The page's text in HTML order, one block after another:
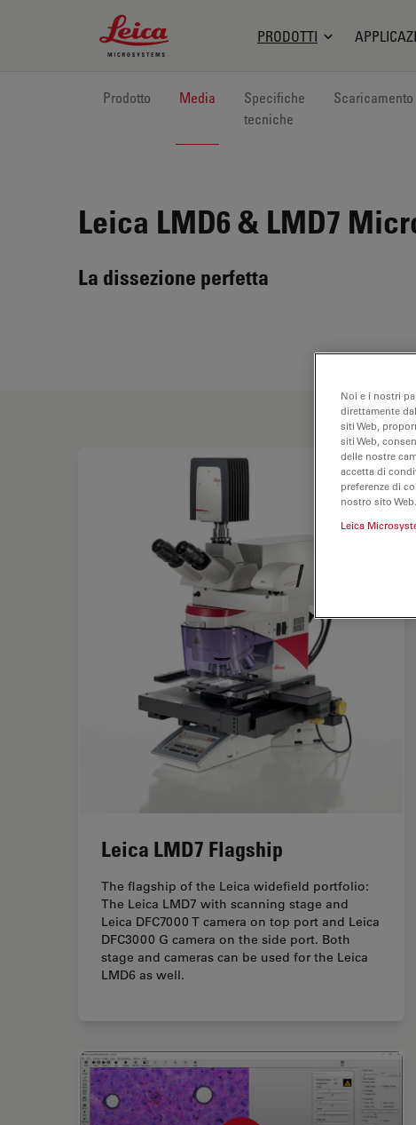
Leica Microsystems Logo
PRODOTTI
Prodotto Media
Specifiche
tecniche
Scaricamento
Leica LMD6 & LMD7
La dissezione perfetta
Leica LMD7 Flagship
The flagship of the Leica widefield portfolio:
The Leica LMD7 with scanning stage and
Leica DFC7000 T camera on top port and Leica
DFC3000 G camera on the side port. Both
stage and cameras can be used for the Leica
LMD6 as well.
Noi e i nostri
direttamente
siti Web,
siti Web,
delle nostre
accetta di
preferenze di
nostro sito
Leica